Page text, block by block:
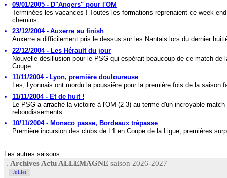
09/01/2005 - D"Angers" pour l'OM
Terminées les vacances ! Toutes les formations reprenaient ce week-
chemins...
23/12/2004 - Auxerre au finish
Auxerre a difficilement pris le dessus sur les Nantais lors du dernier
22/12/2004 - Les Hérault du jour
Nouvelle désillusion pour le PSG qui espérait beaucoup de ce match de
Coupe...
11/11/2004 - Lyon, première douloureuse
Les, Lyonnais ont mordu la poussière pour la première fois de la saison
11/11/2004 - Et de huit !
Le PSG a arraché la victoire à l'OM (2-3) au terme d'un incroyable match
rebondissements....
10/11/2004 - Monaco passe, Bordeaux trépasse
Première incursion des clubs de L1 en Coupe de la Ligue, premières
Les autres saisons :
. Archives Actu ALLEMAGNE saison 2026-2027
Juillet